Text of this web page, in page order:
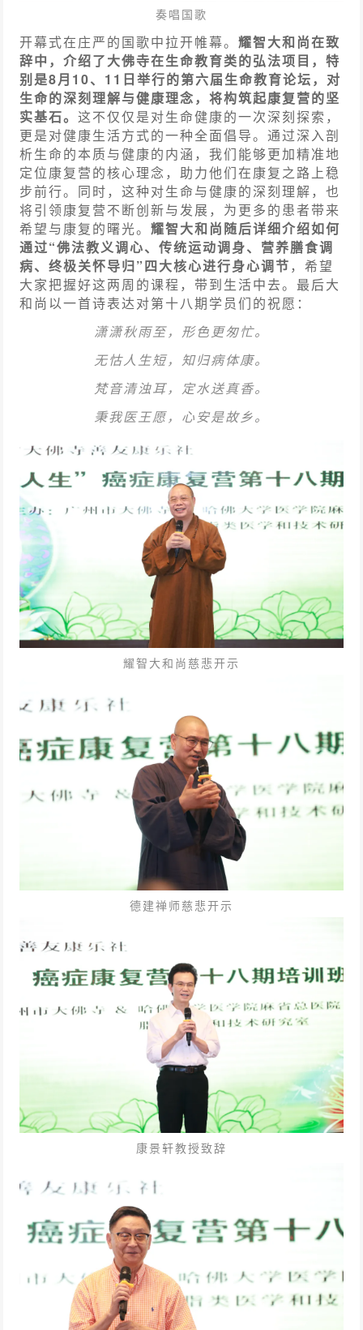
奏唱国歌
开幕式在庄严的国歌中拉开帷幕。耀智大和尚在致
辞中，介绍了大佛寺在生命教育类的弘法项目，特
别是8月10、11日举行的第六届生命教育论坛，对
生命的深刻理解与健康理念，将构筑起康复营的坚
实基石。这不仅仅是对生命健康的一次深刻探索，
更是对健康生活方式的一种全面倡导。通过深入剖
析生命的本质与健康的内涵，我们能够更加精准地
定位康复营的核心理念，助力他们在康复之路上稳
步前行。同时，这种对生命与健康的深刻理解，也
将引领康复营不断创新与发展，为更多的患者带来
希望与康复的曙光。耀智大和尚随后详细介绍如何
通过“佛法教义调心、传统运动调身、营养膳食调
病、终极关怀导归”四大核心进行身心调节 ，希望
大家把握好这两周的课程，带到生活中去。最后大
和尚以一首诗表达对第十八期学员们的祝愿：
潇潇秋雨至，形色更匆忙。
无怙人生短，知归病体康。
梵音清浊耳，定水送真香。
秉我医王愿，心安是故乡。
耀智大和尚慈悲开示
德建禅师慈悲开示
康景轩教授致辞